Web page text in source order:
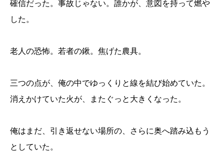
確信だった。事故じゃない。誰かが、意図を持って燃や
した。
老人の恐怖。若者の鍬。焦げた農具。
三つの点が、俺の中でゆっくりと線を結び始めていた。
消えかけていた火が、またぐっと大きくなった。
俺はまだ、引き返せない場所の、さらに奥へ踏み込もう
としていた。